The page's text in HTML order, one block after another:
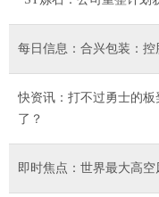
每日信息：合兴包装：
快资讯：打不过勇士的
了？
即时焦点：世界最大高